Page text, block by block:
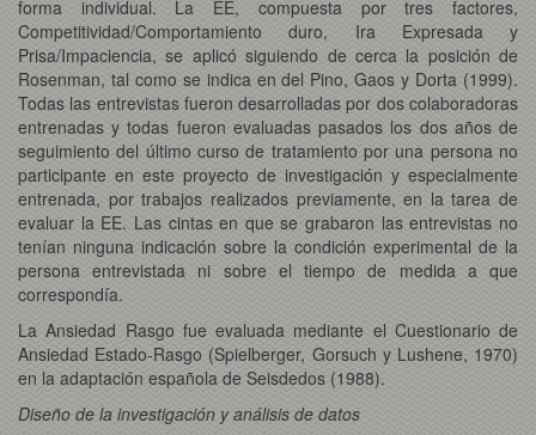
forma individual. La EE, compuesta por tres factores,
Competitividad/Comportamiento duro, Ira Expresada y
Prisa/Impaciencia, se aplicó siguiendo de cerca la posición de
Rosenman, tal como se indica en del Pino, Gaos y Dorta (1999).
Todas las entrevistas fueron desarrolladas por dos colaboradoras
entrenadas y todas fueron evaluadas pasados los dos años de
seguimiento del último curso de tratamiento por una persona no
participante en este proyecto de investigación y especialmente
entrenada, por trabajos realizados previamente, en la tarea de
evaluar la EE. Las cintas en que se grabaron las entrevistas no
tenían ninguna indicación sobre la condición experimental de la
persona entrevistada ni sobre el tiempo de medida a que
correspondía.
La Ansiedad Rasgo fue evaluada mediante el Cuestionario de
Ansiedad Estado-Rasgo (Spielberger, Gorsuch y Lushene, 1970)
en la adaptación española de Seisdedos (1988).
Diseño de la investigación y análisis de datos